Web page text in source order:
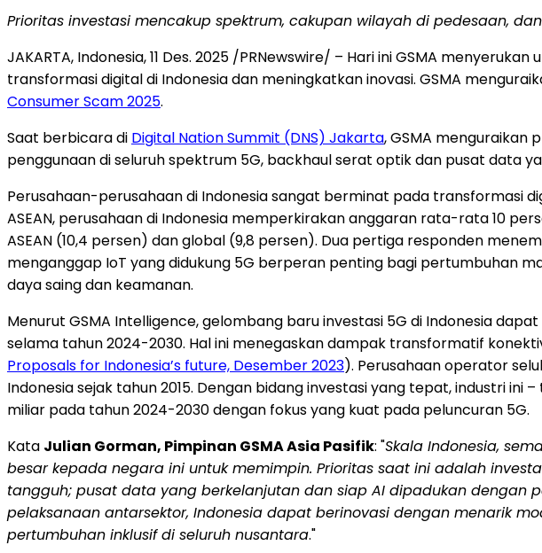
Prioritas investasi mencakup spektrum, cakupan wilayah di pedesaan,
JAKARTA, Indonesia,11 Des. 2025 /PRNewswire/ – Hari ini GSMA
transformasi digital di Indonesiadan meningkatkan inovasi. GSMA
Consumer Scam 2025.
Saat berbicara di Digital Nation Summit (DNS) Jakarta, GSMA
penggunaan di seluruh spektrum 5G, backhaul serat optik dan pusat data
Perusahaan-perusahaan di Indonesiasangat berminat pada transformasi
ASEAN, perusahaan di Indonesia memperkirakan anggaran rata-rata 10
ASEAN (10,4 persen) dan global (9,8 persen). Dua pertiga responden
menganggap IoT yang didukung 5G berperan penting bagi pertumbuhan
daya saing dan keamanan.
Menurut GSMA Intelligence, gelombang baru investasi 5G di Indonesiadapat
selama tahun 2024-2030. Hal ini menegaskan dampak transformatif
Proposals for Indonesia’s future, Desember 2023). Perusahaan operator
Indonesiasejak tahun 2015. Dengan bidang investasi yang tepat, industri
miliar pada tahun 2024-2030 dengan fokus yang kuat pada peluncuran 5G.
Kata Julian Gorman, Pimpinan GSMA Asia Pasifik: "Skala Indonesia,
besar kepada negara ini untuk memimpin. Prioritas saat ini adalah
tangguh; pusat data yang berkelanjutan dan siap AI dipadukan dengan
pelaksanaan antarsektor, Indonesia dapat berinovasi dengan menarik
pertumbuhan inklusif di seluruh nusantara."